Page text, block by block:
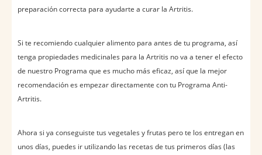
preparación correcta para ayudarte a curar la Artritis.
Si te recomiendo cualquier alimento para antes de tu programa, así
tenga propiedades medicinales para la Artritis no va a tener el efecto
de nuestro Programa que es mucho más eficaz, así que la mejor
recomendación es empezar directamente con tu Programa Anti-
Artritis.
Ahora si ya conseguiste tus vegetales y frutas pero te los entregan en
unos días, puedes ir utilizando las recetas de tus primeros días (las